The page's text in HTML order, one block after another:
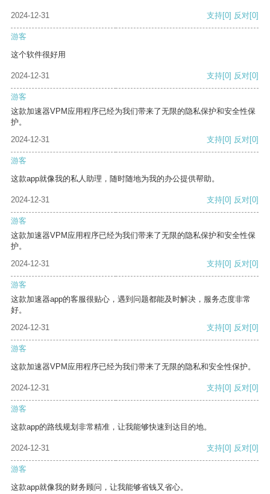
2024-12-31 支持[0] 反对[0]
游客
这个软件很好用
2024-12-31 支持[0] 反对[0]
游客
这款加速器VPM应用程序已经为我们带来了无限的隐私保护和安全性保
护。
2024-12-31
支持[0] 反对[0]
游客
这款app就像我的私人助理，随时随地为我的办公提供帮助。
2024-12-31 支持[0] 反对[0]
游客
这款加速器VPM应用程序已经为我们带来了无限的隐私保护和安全性保
护。
2024-12-31
支持[0] 反对[0]
游客
这款加速器app的客服很贴心，遇到问题都能及时解决，服务态度非常
好。
2024-12-31
支持[0] 反对[0]
游客
这款加速器VPM应用程序已经为我们带来了无限的隐私和安全性保护。
2024-12-31 支持[0] 反对[0]
游客
这款app的路线规划非常精准，让我能够快速到达目的地。
2024-12-31 支持[0] 反对[0]
游客
这款app就像我的财务顾问，让我能够省钱又省心。